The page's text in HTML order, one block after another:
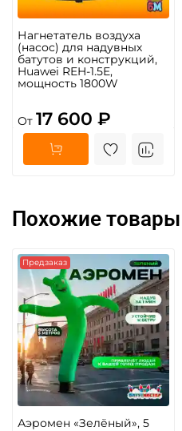
Нагнетатель воздуха
(насос) для надувных
батутов и конструкций,
Huawei REH-1.5E,
мощность 1800W
От 17 600 ₽
Похожие товары
Предзаказ
Аэромен «Зелёный», 5